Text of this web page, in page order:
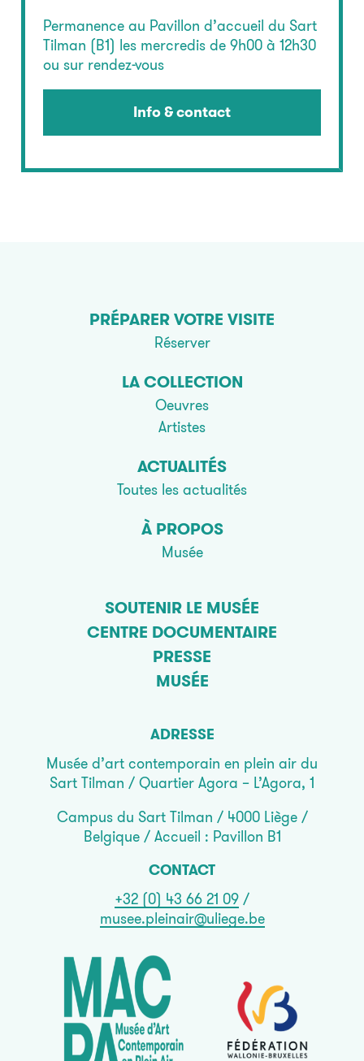
Permanence au Pavillon d’accueil du Sart
Tilman (B1) les mercredis de 9h00 à 12h30
ou sur rendez-vous
Info & contact
PRÉPARER VOTRE VISITE
Réserver
LA COLLECTION
Oeuvres
Artistes
ACTUALITÉS
Toutes les actualités
À PROPOS
Musée
SOUTENIR LE MUSÉE
CENTRE DOCUMENTAIRE
PRESSE
MUSÉE
ADRESSE
Musée d’art contemporain en plein air du
Sart Tilman / Quartier Agora – L’Agora, 1
Campus du Sart Tilman / 4000 Liège /
Belgique / Accueil : Pavillon B1
CONTACT
+32 (0) 43 66 21 09 /
musee.pleinair@uliege.be